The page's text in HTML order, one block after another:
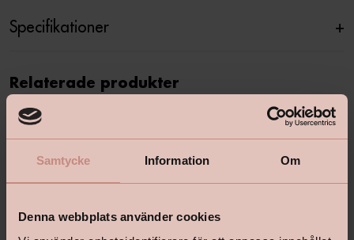
Samtycke Information Om
Denna webbplats använder cookies
Specifikationer +
Relaterade produkter